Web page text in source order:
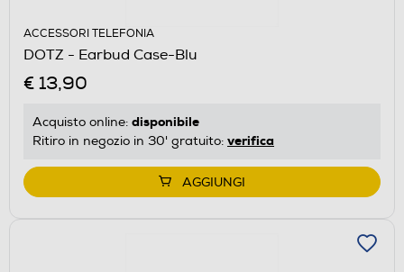
ACCESSORI TELEFONIA
DOTZ - Earbud Case-Blu
€ 13,90
Acquisto online: disponibile
Ritiro in negozio in 30' gratuito: verifica
AGGIUNGI